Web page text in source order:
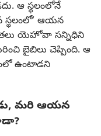
ఆ స్థలంలోనే
ఆయన
యెహోవా సన్నిధిని
బైబిలు చెప్పింది. ఆ
ఉంటాడని
మరి ఆయన